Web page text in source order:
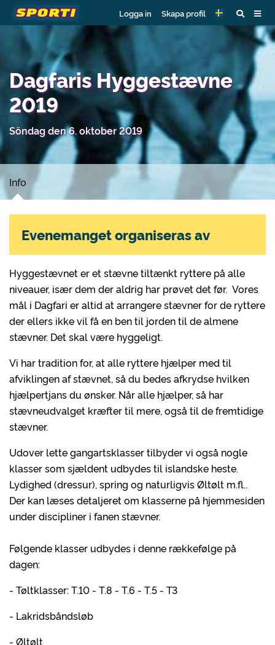
Logga in Skapa profil
Dagfaris Hyggestævne
2019
Söndag den 6. oktober 2019
Info
Hyggestævnet er et stævne tiltænkt ryttere på alle
niveauer, især dem der aldrig har prøvet det før. Vores
mål i Dagfari er altid at arrangere stævner for de ryttere
der ellers ikke vil få en ben til jorden til de almene
stævner. Det skal være hyggeligt.
Vi har tradition for, at alle ryttere hjælper med til
afviklingen af stævnet, så du bedes afkrydse hvilken
hjælpertjans du ønsker. Når alle hjælper, så har
stævneudvalget kræfter til mere, også til de fremtidige
stævner.
Udover lette gangartsklasser tilbyder vi også nogle
klasser som sjældent udbydes til islandske heste.
Lydighed (dressur), spring og naturligvis Øltølt m.fl..
Der kan læses detaljeret om klasserne på hjemmesiden
under discipliner i fanen stævner.
Følgende klasser udbydes i denne rækkefølge på
dagen:
- Tøltklasser: T.10 - T.8 - T.6 - T.5 - T3
- Lakridsbåndsløb
- Øltølt
Evenemanget organiseras av